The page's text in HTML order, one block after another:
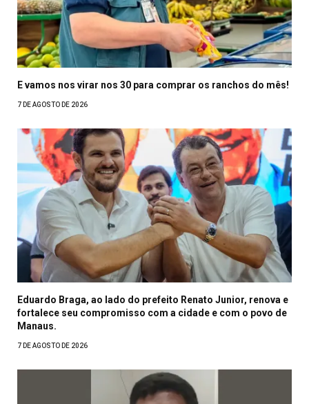
E vamos nos virar nos 30 para comprar os ranchos do mês!
7 DE AGOSTO DE 2026
Eduardo Braga, ao lado do prefeito Renato Junior, renova e
fortalece seu compromisso com a cidade e com o povo de
Manaus.
7 DE AGOSTO DE 2026